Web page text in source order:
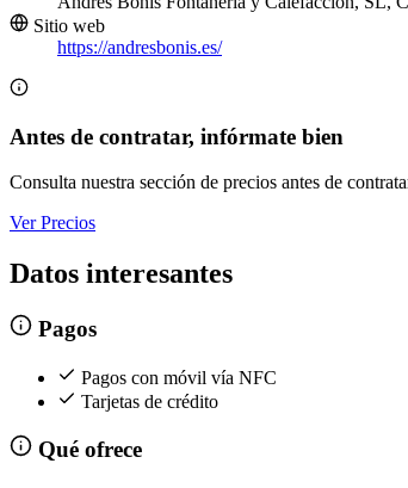
Sitio web
https://andresbonis.es/
Antes de contratar, infórmate bien
Consulta nuestra sección de precios antes de
Ver Precios
Datos interesantes
Pagos
Pagos con móvil vía NFC
Tarjetas de crédito
Qué ofrece